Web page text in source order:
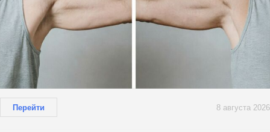
Перейти 8 августа 2026